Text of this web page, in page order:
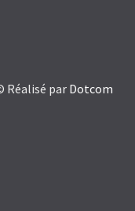
Réalisé par Dotcom